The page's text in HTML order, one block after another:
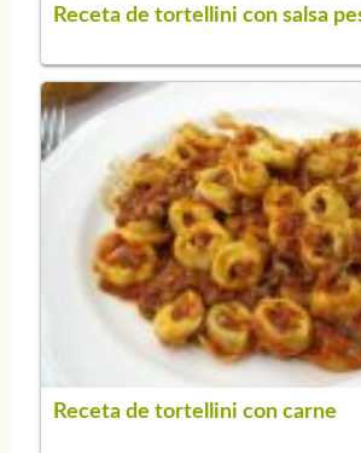
Receta de tortellini con salsa
Receta de tortellini con carne